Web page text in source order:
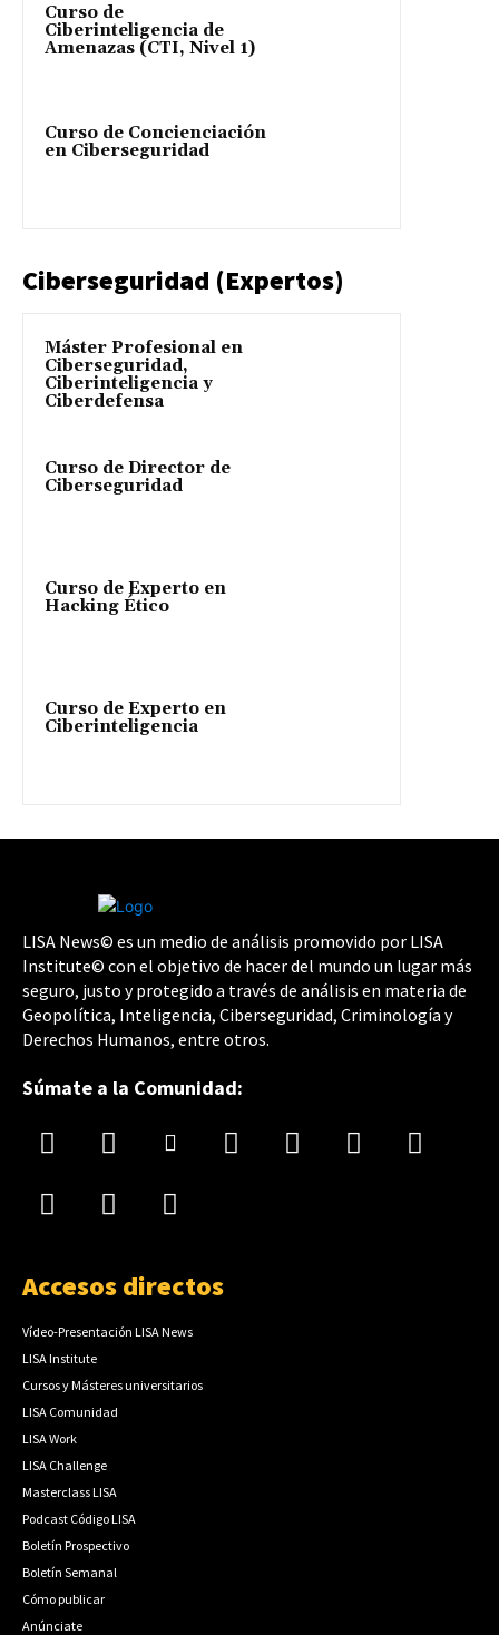
Curso de
Ciberinteligencia de
Amenazas (CTI, Nivel 1)
Curso de Concienciación
en Ciberseguridad
Ciberseguridad (Expertos)
Máster Profesional en
Ciberseguridad,
Ciberinteligencia y
Ciberdefensa
Curso de Director de
Ciberseguridad
Curso de Experto en
Hacking Ético
Curso de Experto en
Ciberinteligencia
LISA News© es un medio de análisis promovido por LISA
Institute© con el objetivo de hacer del mundo un lugar más
seguro, justo y protegido a través de análisis en materia de
Geopolítica, Inteligencia, Ciberseguridad, Criminología y
Derechos Humanos, entre otros.
Súmate a la Comunidad:
Accesos directos
Vídeo-Presentación LISA News
LISA Institute
Cursos y Másteres universitarios
LISA Comunidad
LISA Work
LISA Challenge
Masterclass LISA
Podcast Código LISA
Boletín Prospectivo
Boletín Semanal
Cómo publicar
Anúnciate